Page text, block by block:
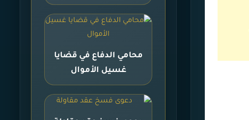
محامي الدفاع في قضايا
غسيل الأموال